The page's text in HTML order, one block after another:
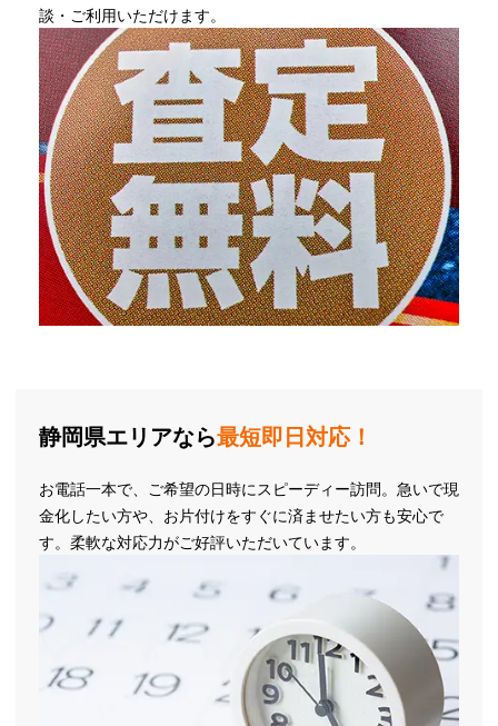
談・ご利用いただけます。
静岡県エリアなら最短即日対応！
お電話一本で、ご希望の日時にスピーディー訪問。急いで現
金化したい方や、お片付けをすぐに済ませたい方も安心で
す。柔軟な対応力がご好評いただいています。